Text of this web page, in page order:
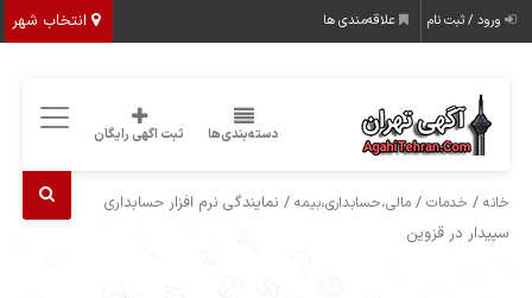
انتخاب شهر ورود / ثبت نام علاقه‌مندی ها
دسته‌بندی‌ها ثبت اگهی رایگان
خانه / خدمات /مالی،حسابداری،بیمه / نمایندگی نرم افزار حسابداری
سپیدار در قزوین